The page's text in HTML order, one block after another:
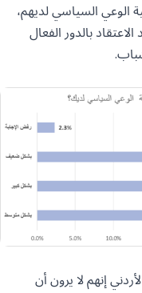
الوعي السياسي لديهم،
بالدور الفعال
إنهم لا يرون أن